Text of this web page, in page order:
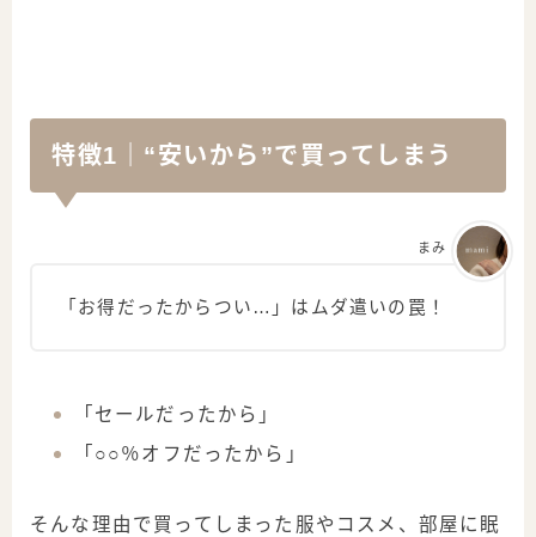
特徴1｜“安いから”で買ってしまう
「お得だったからつい…」はムダ遣いの罠！
まみ
「セールだったから」
「○○％オフだったから」
そんな理由で買ってしまった服やコスメ、部屋に眠